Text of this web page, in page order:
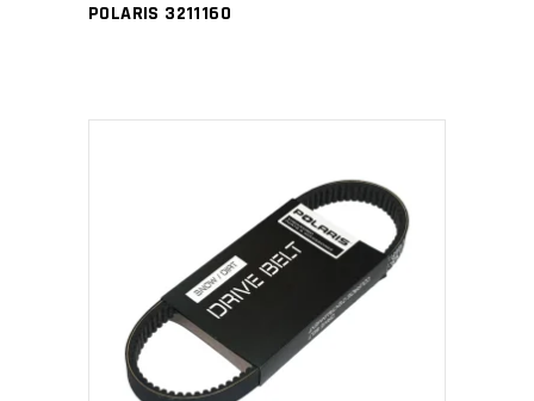
POLARIS 3211160
PŘIDAT DO KOŠÍKU